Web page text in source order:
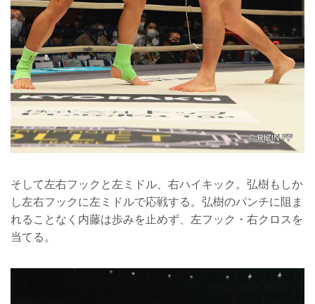
そして左右フックと左ミドル、右ハイキック。弘樹もしか
し左右フックに左ミドルで応戦する。弘樹のパンチに阻ま
れることなく内藤は歩みを止めず、左フック・右クロスを
当てる。